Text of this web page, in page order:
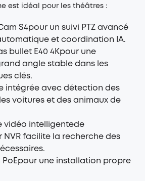
est idéal pour les théâtres :
S4pour un suivi PTZ avancé
et coordination IA.
bullet E40 4Kpour une
angle stable dans les
clés.
intégrée avec détection des
voitures et des animaux de
vidéo intelligentede
NVR facilite la recherche des
une installation propre